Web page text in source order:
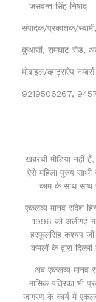
- जसवन्त सिंह निषाद
संपादक/प्रकाशक/
कुआर्सी, रामघाट रोड,
मोबाइल/व्हाट्सऐप नम्बर्स
9219506267,
खबरची मीडिया नहीं
ऐसे महिला पुरुष
काम के साथ साथ
एकलव्य मानव संदेश
1996 को अलीगढ़
हरफूलसिंह कश्यप जी
कमलों के द्वारा
अब एकलव्य मानव
मासिक पत्रिका भी
जागरण के कार्य में